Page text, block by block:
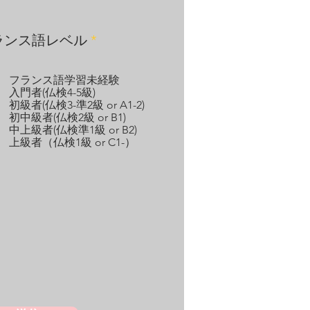
ンス語レベル *
目
フランス語学習未経験
入門者(仏検4-5級)
初級者(仏検3-準2級 or A1-2)
初中級者(仏検2級 or B1)
中上級者(仏検準1級 or B2)
上級者（仏検1級 or C1-）